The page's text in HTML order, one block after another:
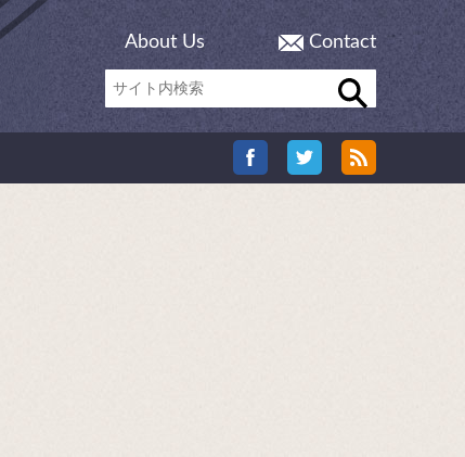
About Us Contact